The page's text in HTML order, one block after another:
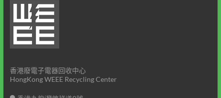
香港廢電子電器回收中心
HongKong WEEE Recycling Center